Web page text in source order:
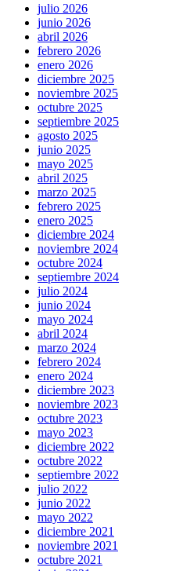
julio 2026
junio 2026
abril 2026
febrero 2026
enero 2026
diciembre 2025
noviembre 2025
octubre 2025
septiembre 2025
agosto 2025
junio 2025
mayo 2025
abril 2025
marzo 2025
febrero 2025
enero 2025
diciembre 2024
noviembre 2024
octubre 2024
septiembre 2024
julio 2024
junio 2024
mayo 2024
abril 2024
marzo 2024
febrero 2024
enero 2024
diciembre 2023
noviembre 2023
octubre 2023
mayo 2023
diciembre 2022
octubre 2022
septiembre 2022
julio 2022
junio 2022
mayo 2022
diciembre 2021
noviembre 2021
octubre 2021